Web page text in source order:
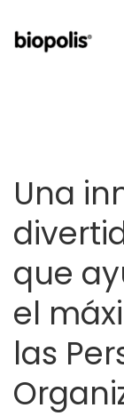
main
Una
que
el
las